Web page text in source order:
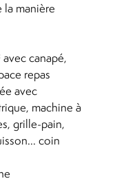
la manière
canapé,
repas
avec
machine à
grille-pain,
coin